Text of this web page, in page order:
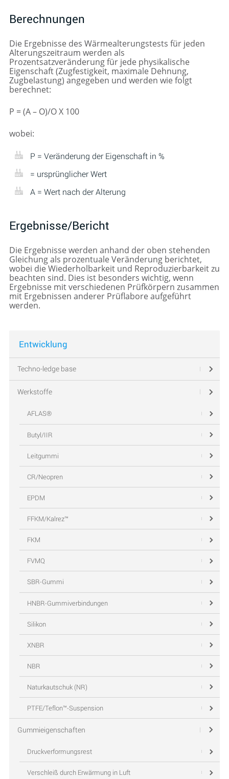
Berechnungen
Die Ergebnisse des Wärmealterungstests für jeden
Alterungszeitraum werden als
Prozentsatzveränderung für jede physikalische
Eigenschaft (Zugfestigkeit, maximale Dehnung,
Zugbelastung) angegeben und werden wie folgt
berechnet:
P = (A – O)/O X 100
wobei:
P = Veränderung der Eigenschaft in %
= ursprünglicher Wert
A = Wert nach der Alterung
Ergebnisse/Bericht
Die Ergebnisse werden anhand der oben stehenden
Gleichung als prozentuale Veränderung berichtet,
wobei die Wiederholbarkeit und Reproduzierbarkeit zu
beachten sind. Dies ist besonders wichtig, wenn
Ergebnisse mit verschiedenen Prüfkörpern zusammen
mit Ergebnissen anderer Prüflabore aufgeführt
werden.
Entwicklung
Techno-ledge base
Werkstoffe
AFLAS®
Butyl/IIR
Leitgummi
CR/Neopren
EPDM
FFKM/Kalrez™
FKM
FVMQ
SBR-Gummi
HNBR-Gummiverbindungen
Silikon
XNBR
NBR
Naturkautschuk (NR)
PTFE/Teflon™-Suspension
Gummieigenschaften
Druckverformungsrest
Verschleiß durch Erwärmung in Luft